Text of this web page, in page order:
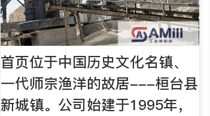
首页位于中国历史文化名镇、
一代师宗渔洋的故居---桓台县
新城镇。公司始建于1995年，